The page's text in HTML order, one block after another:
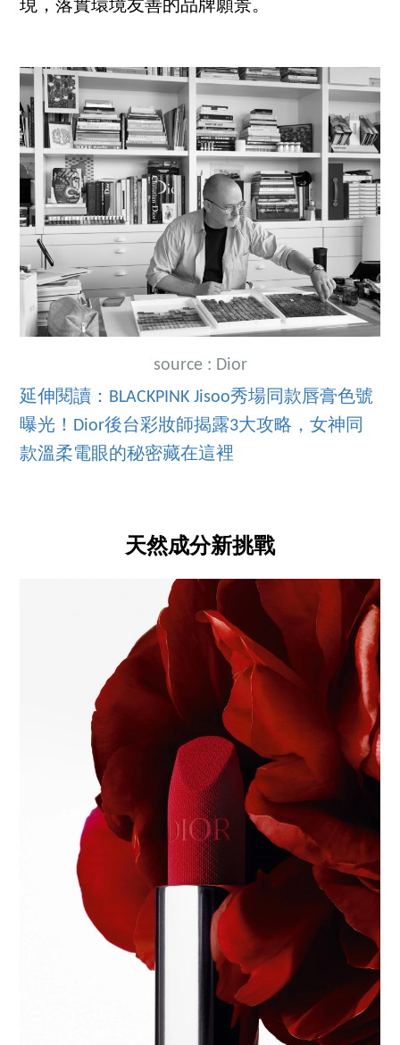
現，落實環境友善的品牌願景。
source : Dior
延伸閱讀：BLACKPINK Jisoo秀場同款唇膏色號
曝光！Dior後台彩妝師揭露3大攻略，女神同
款溫柔電眼的秘密藏在這裡
天然成分新挑戰